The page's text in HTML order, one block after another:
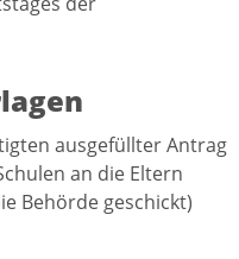
ausgefüllter Antrag
an die Eltern
Behörde geschickt)